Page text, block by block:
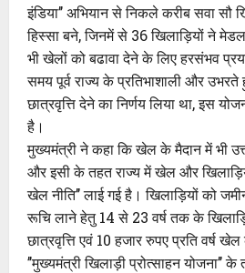
इंडिया’’ अभियान से निकले करीब सवा सौ
हिस्सा बने, जिनमें से 36 खिलाड़ियों ने
भी खेलों को बढावा देने के लिए हरसंभव
समय पूर्व राज्य के प्रतिभाशाली और
छात्रवृत्ति देने का निर्णय लिया था, इस
है।
मुख्यमंत्री ने कहा कि खेल के मैदान में भी
और इसी के तहत राज्य में खेल और
खेल नीति’’ लाई गई है। खिलाड़ियों को
रूचि लाने हेतु 14 से 23 वर्ष तक के
छात्रवृत्ति एवं 10 हजार रुपए प्रति वर्ष
’’मुख्यमंत्री खिलाड़ी प्रोत्साहन योजना’’